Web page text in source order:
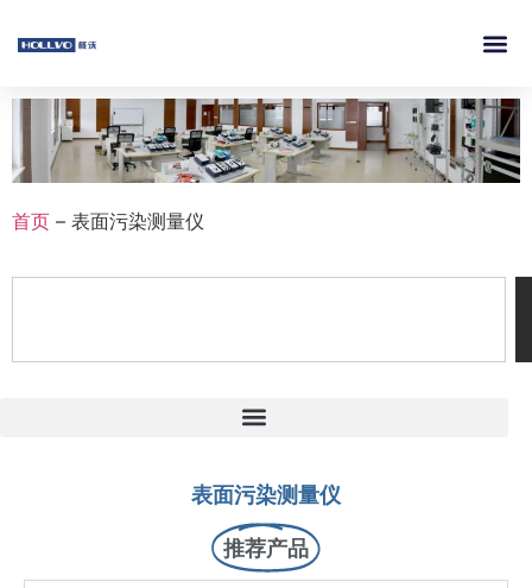
首页 – 表面污染测量仪
表面污染测量仪
推荐产品